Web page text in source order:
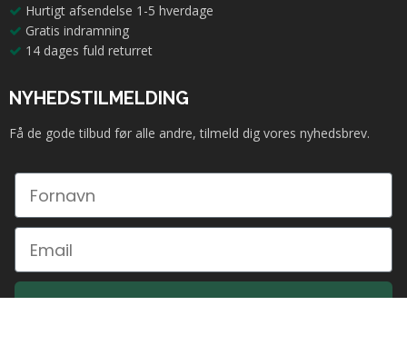
Hurtigt afsendelse 1-5 hverdage
Gratis indramning
14 dages fuld returret
NYHEDSTILMELDING
Få de gode tilbud før alle andre, tilmeld dig vores nyhedsbrev.